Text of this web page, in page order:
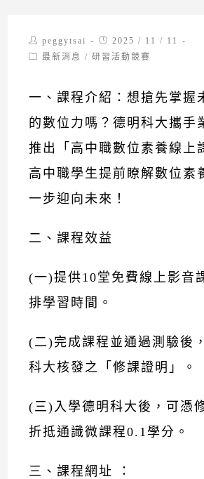
Post
author:
peggytsai
Post
published:
2025 / 11 / 11
Post最新消息 / 研習活動競賽
一、課程介紹：想搶先掌握
的數位力嗎？德明科大攜手
推出「高中職數位素養線上
高中職學生提前瞭解數位素
一步迎向未來！
二、課程效益
(一)提供10堂免費線上影音
排學習時間。
(二)完成課程並通過測驗後
科大核發之「修課證明」。
(三)入學德明科大後，可憑
折抵通識微課程0.1學分。
三、課程網址 ：